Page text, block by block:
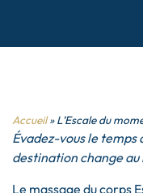
Accueil»L’Escale du
Évadez-vous le temps
destination change au
Le massage du corps